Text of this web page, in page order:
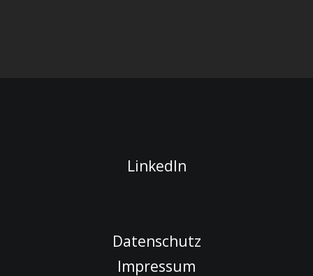
LinkedIn
Datenschutz
Impressum